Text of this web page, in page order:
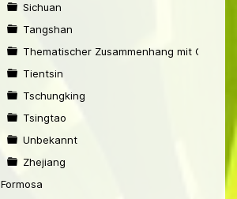
Sichuan
Tangshan
Thematischer Zusammenhang mit China
Tientsin
Tschungking
Tsingtao
Unbekannt
Zhejiang
Formosa